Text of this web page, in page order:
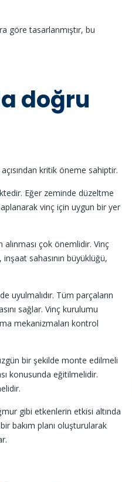
göre tasarlanmıştır, bu
doğru
kritik öneme sahiptir.
Eğer zeminde düzeltme
vinç için uygun bir yer
çok önemlidir. Vinç
sahasının büyüklüğü,
uyulmalıdır. Tüm parçaların
sağlar. Vinç kurulumu
mekanizmaları kontrol
bir şekilde monte edilmeli
konusunda eğitilmelidir.
gibi etkenlerin etkisi altında
bakım planı oluşturularak